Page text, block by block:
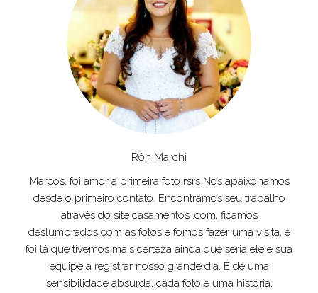
Rôh Marchi
Marcos, foi amor a primeira foto rsrs Nos apaixonamos
desde o primeiro contato. Encontramos seu trabalho
através do site casamentos .com, ficamos
deslumbrados com as fotos e fomos fazer uma visita, e
foi lá que tivemos mais certeza ainda que seria ele e sua
equipe a registrar nosso grande dia. É de uma
sensibilidade absurda, cada foto é uma história,